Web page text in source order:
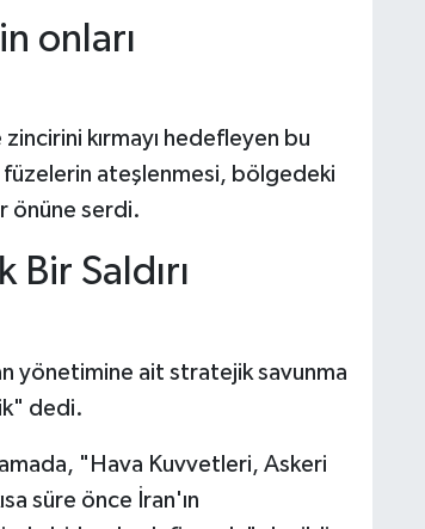
onları
kırmayı hedefleyen bu
füzelerin ateşlenmesi, bölgedeki
önüne serdi.
Bir Saldırı
yönetimine ait stratejik savunma
dedi.
"Hava Kuvvetleri, Askeri
süre önce İran'ın